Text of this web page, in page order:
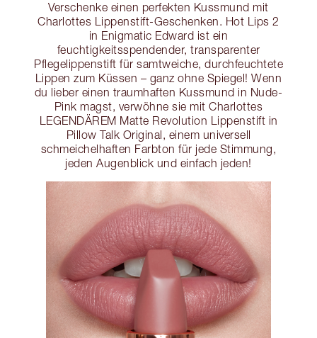
Verschenke einen perfekten Kussmund mit
Charlottes Lippenstift-Geschenken. Hot Lips 2
in Enigmatic Edward ist ein
feuchtigkeitsspendender, transparenter
Pflegelippenstift für samtweiche, durchfeuchtete
Lippen zum Küssen – ganz ohne Spiegel! Wenn
du lieber einen traumhaften Kussmund in Nude-
Pink magst, verwöhne sie mit Charlottes
LEGENDÄREM Matte Revolution Lippenstift in
Pillow Talk Original, einem universell
schmeichelhaften Farbton für jede Stimmung,
jeden Augenblick und einfach jeden!